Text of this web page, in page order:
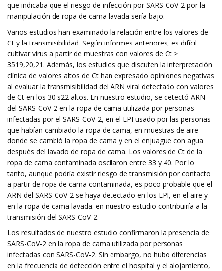
que indicaba que el riesgo de infección por SARS-CoV-2 por la
manipulación de ropa de cama lavada sería bajo.
Varios estudios han examinado la relación entre los valores de
Ct y la transmisibilidad. Según informes anteriores, es difícil
cultivar virus a partir de muestras con valores de Ct >
3519,20,21. Además, los estudios que discuten la interpretación
clínica de valores altos de Ct han expresado opiniones negativas
al evaluar la transmisibilidad del ARN viral detectado con valores
de Ct en los 30 s22 altos. En nuestro estudio, se detectó ARN
del SARS-CoV-2 en la ropa de cama utilizada por personas
infectadas por el SARS-CoV-2, en el EPI usado por las personas
que habían cambiado la ropa de cama, en muestras de aire
donde se cambió la ropa de cama y en el enjuague con agua
después del lavado de ropa de cama. Los valores de Ct de la
ropa de cama contaminada oscilaron entre 33 y 40. Por lo
tanto, aunque podría existir riesgo de transmisión por contacto
a partir de ropa de cama contaminada, es poco probable que el
ARN del SARS-CoV-2 se haya detectado en los EPI, en el aire y
en la ropa de cama lavada. en nuestro estudio contribuiría a la
transmisión del SARS-CoV-2.
Los resultados de nuestro estudio confirmaron la presencia de
SARS-CoV-2 en la ropa de cama utilizada por personas
infectadas con SARS-CoV-2. Sin embargo, no hubo diferencias
en la frecuencia de detección entre el hospital y el alojamiento,